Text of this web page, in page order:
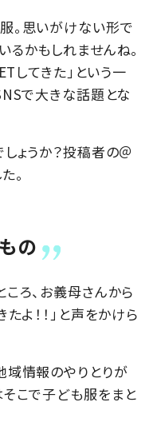
。思いがけない形で
かもしれませんね。
してきた」という一
で大きな話題とな
ょうか？投稿者の＠
。
の
ろ、お義母さんから
よ！！」と声をかけら
域情報のやりとりが
こで子ども服をまと